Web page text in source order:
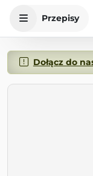
Przepisy
Dołącz do